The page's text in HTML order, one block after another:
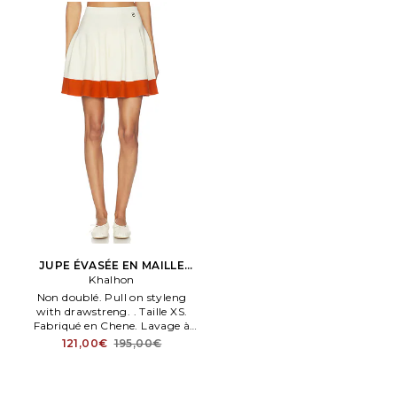
JUPE ÉVASÉE EN MAILLE
VARSITY en Crème
Khalhon
Non doublé. Pull on styleng
with drawstreng. . Taille XS.
Fabriqué en Chene. Lavage à
sec uniquement.
121,00€ 195,00€